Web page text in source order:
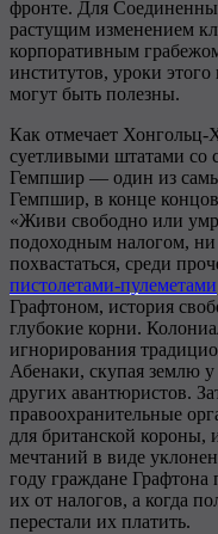
фронте. Для
растущим изменением
корпоративным
институтов, уроки
могут быть полезны.
Как отмечает Хонгольц-
суетливыми штатами со
Гемпшир — один из
Гемпшир, в конце
«Живи свободно или
подоходным налогом,
похвастаться, среди
пистолетами-пулеметами
Графтоном, история
глубокие корни.
игнорирования
Абенаки, скупая землю
других авантюристов.
правоохранительные
для британской короны,
мечтаний в виде
году граждане Графтона
их от налогов, а когда
перестали их платить.